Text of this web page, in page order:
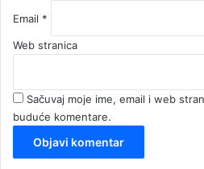
Email *
Web stranica
Sačuvaj moje ime, email i web
buduće komentare.